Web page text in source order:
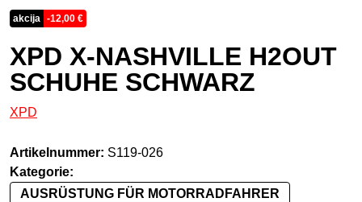
akcija -12,00 €
XPD X-NASHVILLE H2OUT
SCHUHE SCHWARZ
XPD
Artikelnummer: S119-026
Kategorie:
AUSRÜSTUNG FÜR MOTORRADFAHRER